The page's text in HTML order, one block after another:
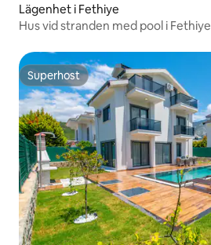
Lägenhet i Fethiye
Hus vid stranden med pool i Fethiye
Superhost
Superhost